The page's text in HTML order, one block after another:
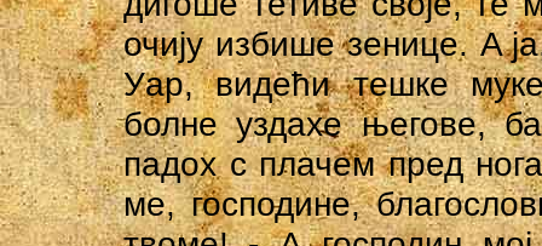
очију избише зенице. A
Уap, видећи тешке
болне уздахе његове,
падох с плачем пред
ме, господине,